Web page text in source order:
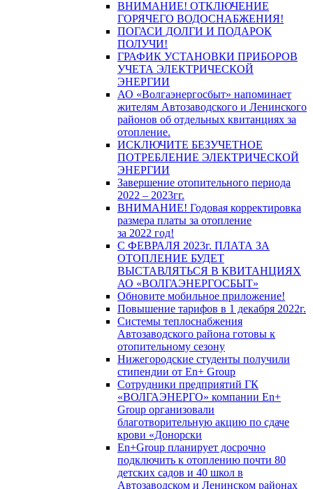
ВНИМАНИЕ! ОТКЛЮЧЕНИЕ
ГОРЯЧЕГО ВОДОСНАБЖЕНИЯ!
ПОГАСИ ДОЛГИ И ПОДАРОК
ПОЛУЧИ!
ГРАФИК УСТАНОВКИ ПРИБОРОВ
УЧЕТА ЭЛЕКТРИЧЕСКОЙ
ЭНЕРГИИ
АО «Волгаэнергосбыт» напоминает
жителям Автозаводского и Ленинского
районов об отдельных квитанциях за
отопление.
ИСКЛЮЧИТЕ БЕЗУЧЕТНОЕ
ПОТРЕБЛЕНИЕ ЭЛЕКТРИЧЕСКОЙ
ЭНЕРГИИ
Завершение отопительного периода
2022 – 2023гг.
ВНИМАНИЕ! Годовая корректировка
размера платы за отопление
за 2022 год!
С ФЕВРАЛЯ 2023г. ПЛАТА ЗА
ОТОПЛЕНИЕ БУДЕТ
ВЫСТАВЛЯТЬСЯ В КВИТАНЦИЯХ
АО «ВОЛГАЭНЕРГОСБЫТ»
Обновите мобильное приложение!
Повышение тарифов в 1 декабря 2022г.
Системы теплоснабжения
Автозаводского района готовы к
отопительному сезону
Нижегородские студенты получили
стипендии от En+ Group
Сотрудники предприятий ГК
«ВОЛГАЭНЕРГО» компании En+
Group организовали
благотворительную акцию по сдаче
крови «Донорски
En+Group планирует досрочно
подключить к отоплению почти 80
детских садов и 40 школ в
Автозаводском и Ленинском районах